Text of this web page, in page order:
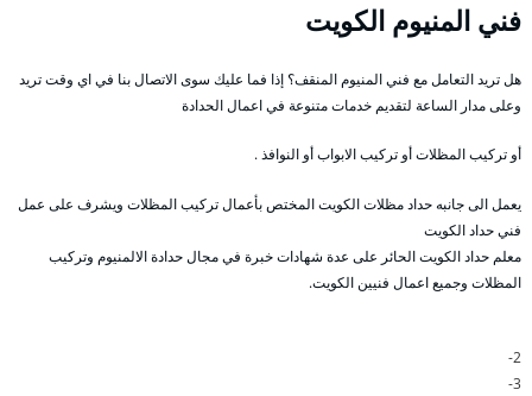
فني المنيوم الكويت
هل تريد التعامل مع فني المنيوم المنقف؟ إذا فما عليك سوى الاتصال بنا في اي وقت تريد
وعلى مدار الساعة لتقديم خدمات متنوعة في اعمال الحدادة
أو تركيب المظلات أو تركيب الابواب أو النوافذ .
يعمل الى جانبه حداد مظلات الكويت المختص بأعمال تركيب المظلات ويشرف على عمل
فني حداد الكويت
معلم حداد الكويت الحائر على عدة شهادات خبرة في مجال حدادة الالمنيوم وتركيب
المظلات وجميع اعمال فنيين الكويت.
2-
3-